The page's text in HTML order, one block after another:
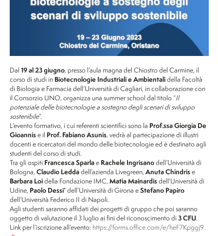
Dal 19 al 23 giugno, presso l’aula magna del Chiostro del Carmine, il
corso di studi in Biotecnologie Industriali e Ambientalidella Facoltà
di Biologia e Farmacia dell’Università di Cagliari, in collaborazione con
il Consorzio UNO, organizza una summer school dal titolo “Il
potenziale delle biotecnologie a sostegno degli scenari di sviluppo
sostenibile“.
L’evento formativo, i cui referenti scientifici sono la Prof.ssa Giorgia De
Gioannise il Prof. Fabiano Asunis, vedrà al partecipazione di illustri
docenti e ricercatori del mondo delle biotecnologie ed è destinato agli
studenti del corso di studi.
Tra gli ospiti Francesca Sparlae Rachele Ingrisanodell’Università di
Bologna, Claudio Leddadell’azienda Livegreen, Anuta Chindrise
Barbara Loidella Fondazione IMC, Matia Mainardisdell’Università di
Udine, Paolo Dessi’dell’Università di Girona eStefano Papiro
dell’Università Federico II di Napoli.
Agli studenti saranno affidati dei progetti di gruppo che poi saranno
oggetto di valutazione il 3 luglio ai fini del riconoscimento di 3 CFU.
Link per l’iscrizione all’evento: https://forms.office.com/e/heF7Kpggj9